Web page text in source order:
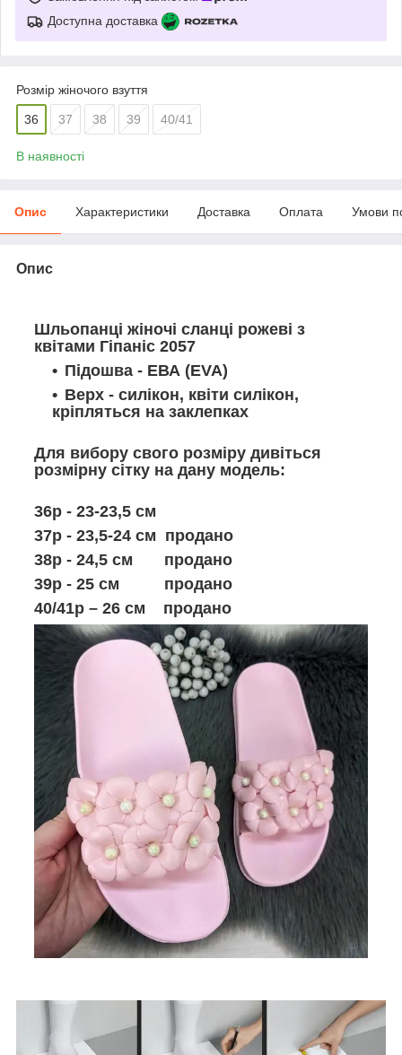
Доступна доставка
Розмір жіночого взуття
36 37 38 39 40/41
В наявності
Опис Характеристики Доставка Оплата Умови
Опис
Шльопанці жіночі сланці рожеві з
квітами Гіпаніс 2057
Підошва - ЕВА (EVA)
Верх - силікон, квіти силікон,
кріпляться на заклепках
Для вибору свого розміру дивіться
розмірну сітку на дану модель:
36р - 23-23,5 см
37р - 23,5-24 см продано
38р - 24,5 см продано
39р - 25 см продано
40/41р – 26 см продано